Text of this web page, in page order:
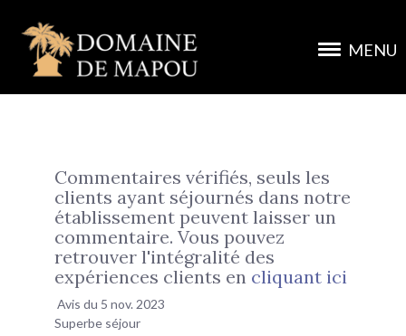
MENU
Commentaires vérifiés, seuls les
clients ayant séjournés dans notre
établissement peuvent laisser un
commentaire. Vous pouvez
retrouver l'intégralité des
expériences clients en cliquant ici
Avis du 5 nov. 2023
Superbe séjour